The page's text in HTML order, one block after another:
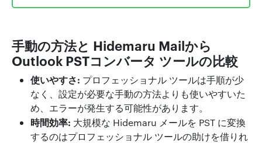
手動の方法と Hidemaru Mailから
Outlook PSTコンバータ ツールの比較
使いやすさ: プロフェッショナル ツールは手順が少
なく、設定が必要な手動の方法よりも使いやすいた
め、エラーが発生する可能性があります。
時間効率: 大規模な Hidemaru メールを PST に変換
するのはプロフェッショナル ツールの助けを借りれ